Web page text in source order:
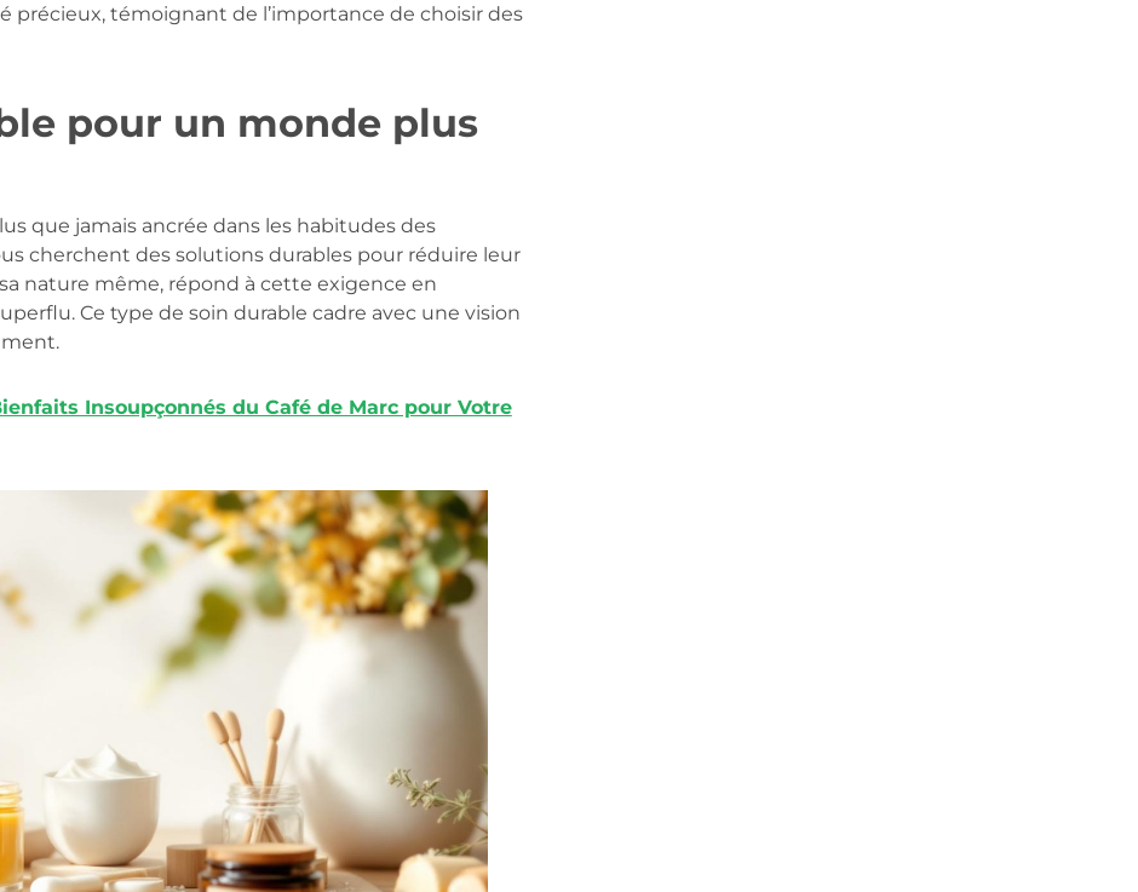
précieux, témoignant de l’importance de choisir des
pour un monde plus
que jamais ancrée dans les habitudes des
cherchent des solutions durables pour réduire leur
nature même, répond à cette exigence en
Ce type de soin durable cadre avec une vision
Insoupçonnés du Café de Marc pour Votre